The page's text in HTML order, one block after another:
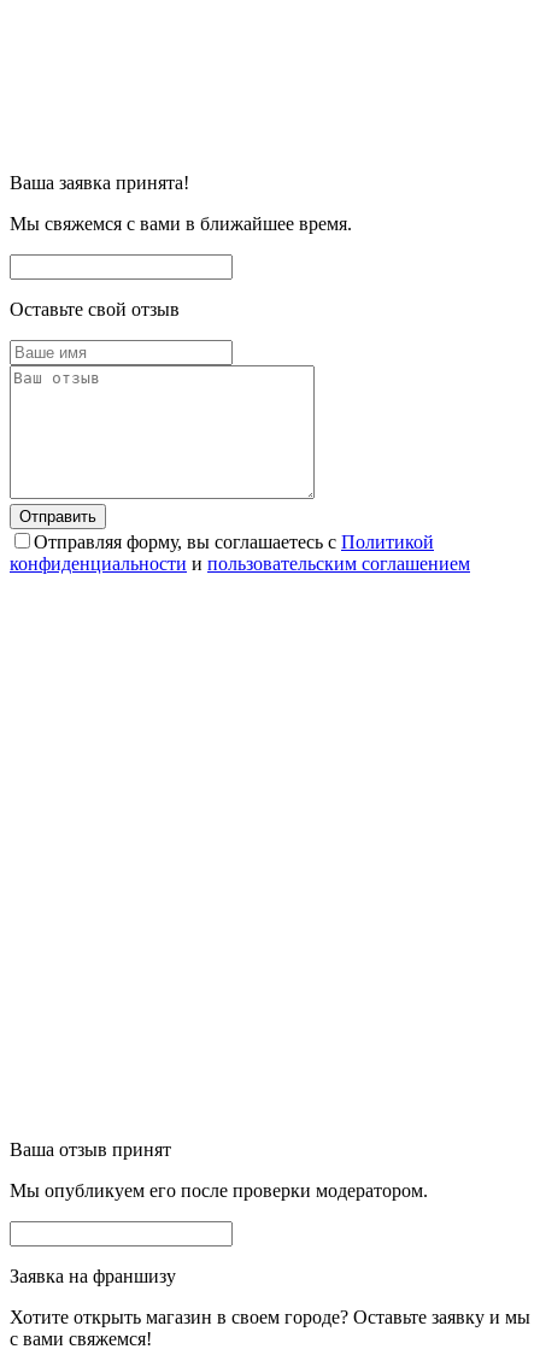
Ваша заявка принята!
Мы свяжемся с вами в ближайшее время.
Оставьте свой отзыв
Отправляя форму, вы соглашаетесь с Политикой
конфиденциальности и пользовательским соглашением
Ваша отзыв принят
Мы опубликуем его после проверки модератором.
Заявка на франшизу
Хотите открыть магазин в своем городе? Оставьте заявку и мы
с вами свяжемся!